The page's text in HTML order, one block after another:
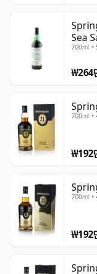
Sea
700ml •
₩264
700ml •
₩192
700ml •
₩192